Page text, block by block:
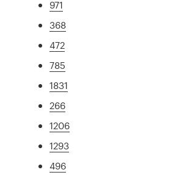
971
368
472
785
1831
266
1206
1293
496